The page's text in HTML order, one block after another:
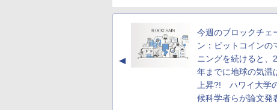
▲
今週のブロックチェ
ン：ビットコインの
ニングを続けると、
年までに地球の気温
上昇?! ハワイ大学
候科学者らが論文発